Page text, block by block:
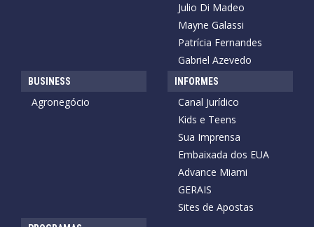
Julio Di Madeo
Mayne Galassi
Patrícia Fernandes
Gabriel Azevedo
BUSINESS
Agronegócio
INFORMES
Canal Jurídico
Kids e Teens
Sua Imprensa
Embaixada dos EUA
Advance Miami
GERAIS
Sites de Apostas